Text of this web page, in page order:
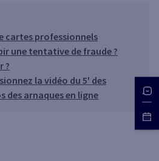
cartes professionnels
une tentative de fraude ?
?
la vidéo du 5' des
des arnaques en ligne